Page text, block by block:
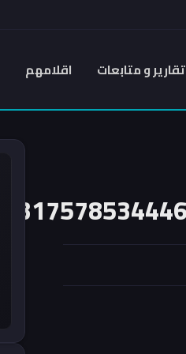
تقارير و متابعات اقلامهم